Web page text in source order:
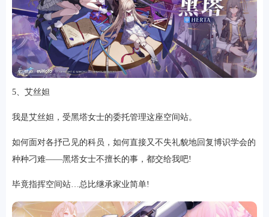
5、艾丝妲
我是艾丝妲，受黑塔女士的委托管理这座空间站。
如何面对各抒己见的科员，如何直接又不失礼貌地回复博识学会的
种种刁难——黑塔女士不擅长的事，都交给我吧!
毕竟指挥空间站…总比继承家业简单!